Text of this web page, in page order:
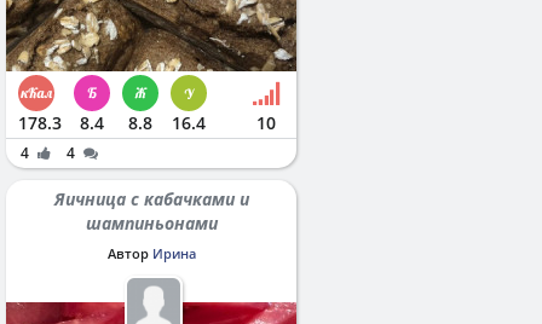
178.3 8.4 8.8 16.4 10
4 4
Яичница с кабачками и
шампиньонами
Автор Ирина